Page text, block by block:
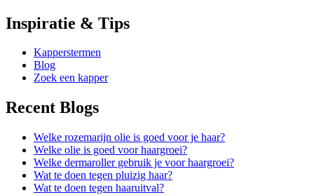
Inspiratie & Tips
Kapperstermen
Blog
Zoek een kapper
Recent Blogs
Welke rozemarijn olie is goed voor je haar?
Welke olie is goed voor haargroei?
Welke dermaroller gebruik je voor haargroei?
Wat te doen tegen pluizig haar?
Wat te doen tegen haaruitval?